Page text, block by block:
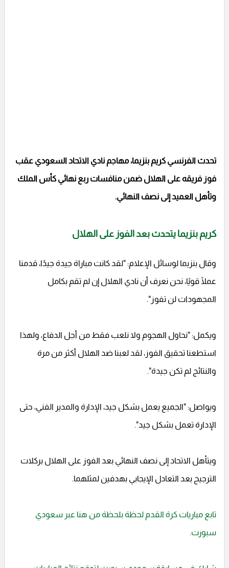
تحدث الفرنسي كريم بنزيما، مهاجم نادي الاتحاد السعودي عقب
فوز فريقه على الهلال ضمن منافسات ربع نهائي كأس الملك
وتأهل العميد إلى نصف النهائي.
كريم بنزيما يتحدث بعد الفوز على الهلال
وقال بنزيما لوسائل الإعلام: "لقد كانت مباراة جيدة جيدًا، قدمنا
عملًا قويًا، نحن نعرف أن نادي الهلال إن لم تقم بكامل
المجهودات لن تفوز".
ويكمل: "نحاول الهجوم ولا نلعب فقط من أجل الدفاع، ولهذا
استطعنا تحقيق الفوز، لقد لعبنا ضد الهلال أكثر من مرة
والنتائج لم تكن جيدة".
ويواصل: "الجميع يعمل بشكل جيد، الإدارة والمدير الفني، حتى
الإدارة تعمل بشكل جيد".
ويتأهل الاتحاد إلى نصف النهائي بعد الفوز على الهلال بركلات
الترجيح بعد التعادل الإيجابي بهدفين لمثلهما.
تابع مباريات كرة القدم لحظة بلحظة من هنا عبر سعودي
سبورت.